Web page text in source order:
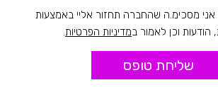
מסכימ.ה שהחברה תחזור אליי באמצעות
הודעות וכן לאמור במדיניות הפרטיות.
שליחת טופס